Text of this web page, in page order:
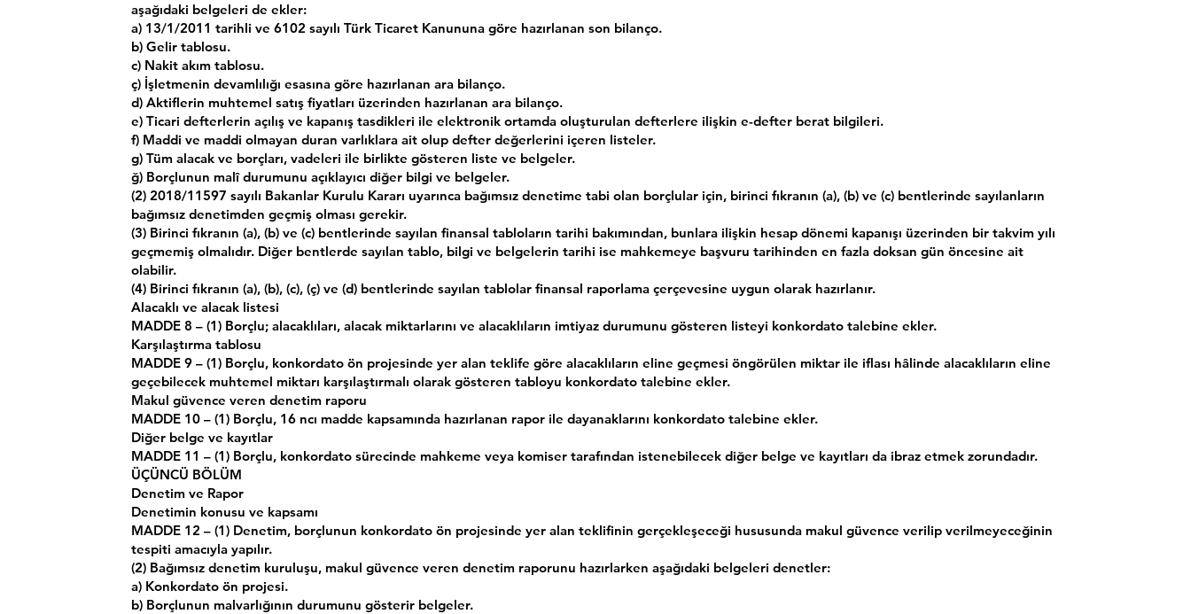
aşağıdaki belgeleri de ekler:
a) 13/1/2011 tarihli ve 6102 sayılı Türk Ticaret Kanununa göre hazırlanan son bilanço.
b) Gelir tablosu.
c) Nakit akım tablosu.
ç) İşletmenin devamlılığı esasına göre hazırlanan ara bilanço.
d) Aktiflerin muhtemel satış fiyatları üzerinden hazırlanan ara bilanço.
e) Ticari defterlerin açılış ve kapanış tasdikleri ile elektronik ortamda oluşturulan defterlere ilişkin e-defter berat bilgileri.
f) Maddi ve maddi olmayan duran varlıklara ait olup defter değerlerini içeren listeler.
g) Tüm alacak ve borçları, vadeleri ile birlikte gösteren liste ve belgeler.
ğ) Borçlunun malî durumunu açıklayıcı diğer bilgi ve belgeler.
(2) 2018/11597 sayılı Bakanlar Kurulu Kararı uyarınca bağımsız denetime tabi olan borçlular için, birinci fıkranın (a), (b) ve (c) bentlerinde sayılanların
bağımsız denetimden geçmiş olması gerekir.
(3) Birinci fıkranın (a), (b) ve (c) bentlerinde sayılan finansal tabloların tarihi bakımından, bunlara ilişkin hesap dönemi kapanışı üzerinden bir takvim yılı
geçmemiş olmalıdır. Diğer bentlerde sayılan tablo, bilgi ve belgelerin tarihi ise mahkemeye başvuru tarihinden en fazla doksan gün öncesine ait
olabilir.
(4) Birinci fıkranın (a), (b), (c), (ç) ve (d) bentlerinde sayılan tablolar finansal raporlama çerçevesine uygun olarak hazırlanır.
Alacaklı ve alacak listesi
MADDE 8 – (1) Borçlu; alacaklıları, alacak miktarlarını ve alacaklıların imtiyaz durumunu gösteren listeyi konkordato talebine ekler.
Karşılaştırma tablosu
MADDE 9 – (1) Borçlu, konkordato ön projesinde yer alan teklife göre alacaklıların eline geçmesi öngörülen miktar ile iflası hâlinde alacaklıların eline
geçebilecek muhtemel miktarı karşılaştırmalı olarak gösteren tabloyu konkordato talebine ekler.
Makul güvence veren denetim raporu
MADDE 10 – (1) Borçlu, 16 ncı madde kapsamında hazırlanan rapor ile dayanaklarını konkordato talebine ekler.
Diğer belge ve kayıtlar
MADDE 11 – (1) Borçlu, konkordato sürecinde mahkeme veya komiser tarafından istenebilecek diğer belge ve kayıtları da ibraz etmek zorundadır.
ÜÇÜNCÜ BÖLÜM
Denetim ve Rapor
Denetimin konusu ve kapsamı
MADDE 12 – (1) Denetim, borçlunun konkordato ön projesinde yer alan teklifinin gerçekleşeceği hususunda makul güvence verilip verilmeyeceğinin
tespiti amacıyla yapılır.
(2) Bağımsız denetim kuruluşu, makul güvence veren denetim raporunu hazırlarken aşağıdaki belgeleri denetler:
a) Konkordato ön projesi.
b) Borçlunun malvarlığının durumunu gösterir belgeler.